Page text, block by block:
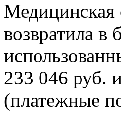
Медицинская
возвратила
233 046 руб.
(платежные